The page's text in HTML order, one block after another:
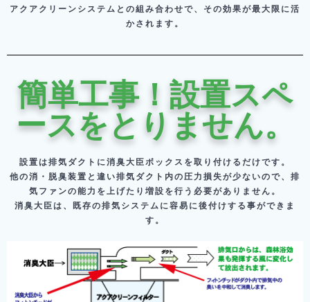
アクアクリーンシステムとの組み合わせで、その効果が最大限に活
かされます。
簡単工事！設置スペ
ースをとりません。
設置は排気ダクトに消臭大臣ボックスを取り付けるだけです。
他の消・脱臭装置と違い排気ダクト内の圧力損失が少ないので、排
気ファンの能力を上げたり増設を行う必要がありません。
消臭大臣は、既存の排気システムに容易に後付けする事ができま
す。